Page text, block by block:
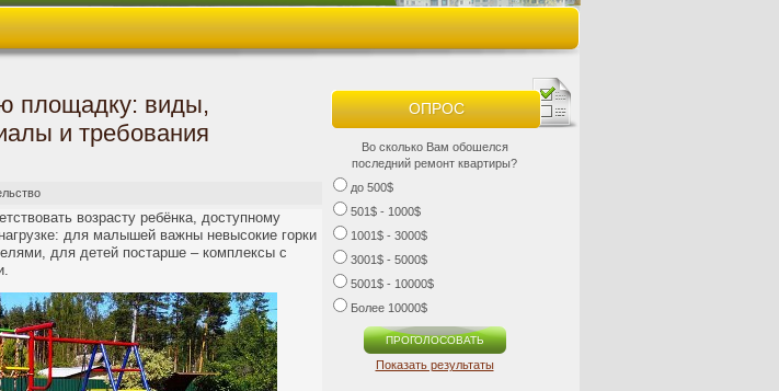
ОПРОС
Во сколько Вам обошелся
последний ремонт квартиры?
до 500$
501$ - 1000$
1001$ - 3000$
3001$ - 5000$
5001$ - 10000$
Более 10000$
Показать результаты
площадку: виды,
и требования
возрасту ребёнка, доступному
для малышей важны невысокие горки
для детей постарше – комплексы с